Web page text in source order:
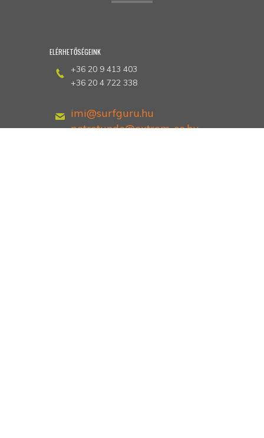
ELÉRHETŐSÉGEINK
+36 20 9 413 403
+36 20 4 722 338
imi@surfguru.hu
petrotunde@extrem-se.hu